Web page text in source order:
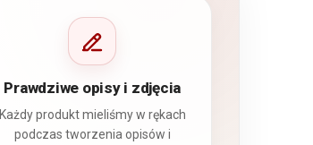
Prawdziwe opisy i zdjęcia
Każdy produkt mieliśmy w rękach
podczas tworzenia opisów i